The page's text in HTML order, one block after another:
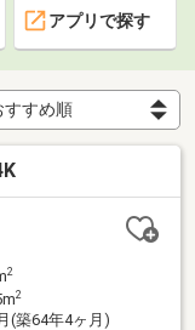
アプリで探す
2
2
(築64年4ヶ月)